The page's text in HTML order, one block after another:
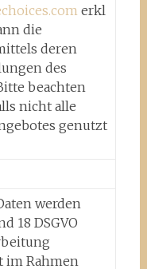
erkl
die
deren
des
beachten
nicht alle
genutzt
werden
18 DSGVO
im Rahmen